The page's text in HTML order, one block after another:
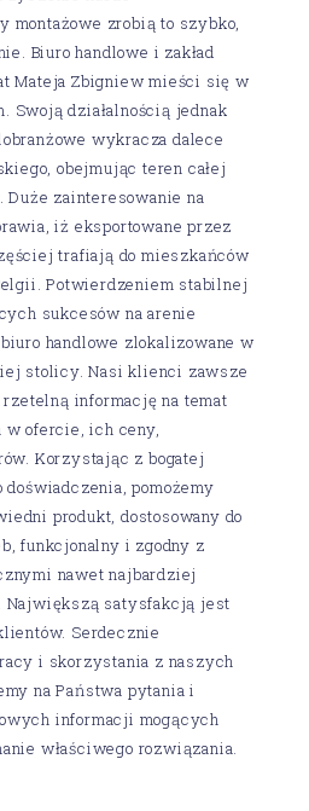
zrobią to szybko,
Biuro handlowe i zakład
Mateja Zbigniew mieści się w
Swoją działalnością jednak
wykracza dalece
obejmując teren całej
Duże zainteresowanie na
iż eksportowane przez
trafiają do mieszkańców
Potwierdzeniem stabilnej
sukcesów na arenie
handlowe zlokalizowane w
stolicy. Nasi klienci zawsze
informację na temat
w ofercie, ich ceny,
Korzystając z bogatej
pomożemy
produkt, dostosowany do
funkcjonalny i zgodny z
nawet najbardziej
Największą satysfakcją jest
Serdecznie
i skorzystania z naszych
na Państwa pytania i
informacji mogących
właściwego rozwiązania.